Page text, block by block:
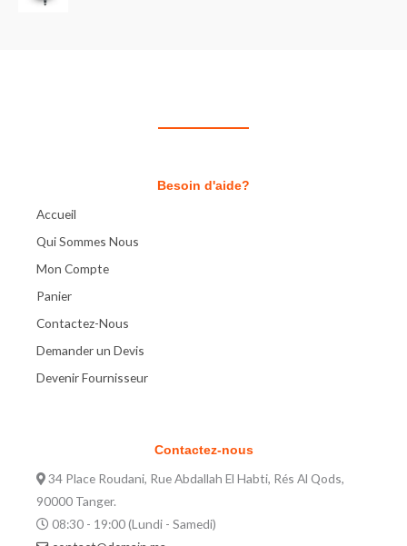
Besoin d'aide?
Accueil
Qui Sommes Nous
Mon Compte
Panier
Contactez-Nous
Demander un Devis
Devenir Fournisseur
Contactez-nous
34 Place Roudani, Rue Abdallah El Habti, Rés Al Qods,
90000 Tanger.
08:30 - 19:00 (Lundi - Samedi)